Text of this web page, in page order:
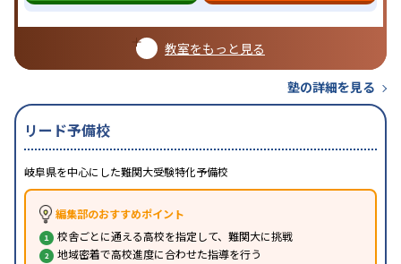
教室をもっと見る
塾の詳細を見る
リード予備校
岐阜県を中心にした難関大受験特化予備校
編集部のおすすめポイント
校舎ごとに通える高校を指定して、難関大に挑戦
地域密着で高校進度に合わせた指導を行う